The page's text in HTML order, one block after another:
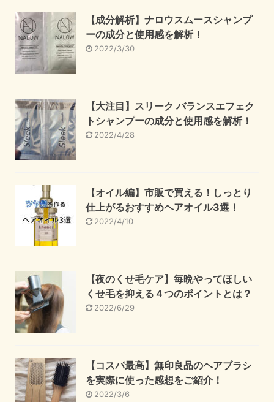
【成分解析】ナロウスムースシャンプ
ーの成分と使用感を解析！
2022/3/30
【大注目】スリーク バランスエフェク
トシャンプーの成分と使用感を解析！
2022/4/28
【オイル編】市販で買える！しっとり
仕上がるおすすめヘアオイル3選！
2022/4/10
【夜のくせ毛ケア】毎晩やってほしい
くせ毛を抑える４つのポイントとは？
2022/6/29
【コスパ最高】無印良品のヘアブラシ
を実際に使った感想をご紹介！
2022/3/6